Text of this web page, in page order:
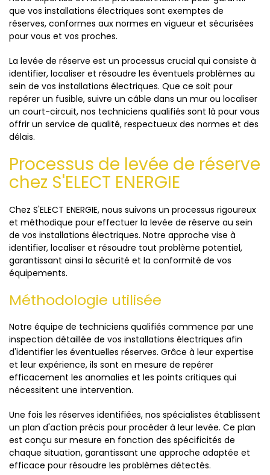
que vos installations électriques sont exemptes de
réserves, conformes aux normes en vigueur et sécurisées
pour vous et vos proches.
La levée de réserve est un processus crucial qui consiste à
identifier, localiser et résoudre les éventuels problèmes au
sein de vos installations électriques. Que ce soit pour
repérer un fusible, suivre un câble dans un mur ou localiser
un court-circuit, nos techniciens qualifiés sont là pour vous
offrir un service de qualité, respectueux des normes et des
délais.
Processus de levée de réserve
chez S'ELECT ENERGIE
Chez S'ELECT ENERGIE, nous suivons un processus rigoureux
et méthodique pour effectuer la levée de réserve au sein
de vos installations électriques. Notre approche vise à
identifier, localiser et résoudre tout problème potentiel,
garantissant ainsi la sécurité et la conformité de vos
équipements.
Méthodologie utilisée
Notre équipe de techniciens qualifiés commence par une
inspection détaillée de vos installations électriques afin
d'identifier les éventuelles réserves. Grâce à leur expertise
et leur expérience, ils sont en mesure de repérer
efficacement les anomalies et les points critiques qui
nécessitent une intervention.
Une fois les réserves identifiées, nos spécialistes établissent
un plan d'action précis pour procéder à leur levée. Ce plan
est conçu sur mesure en fonction des spécificités de
chaque situation, garantissant une approche adaptée et
efficace pour résoudre les problèmes détectés.